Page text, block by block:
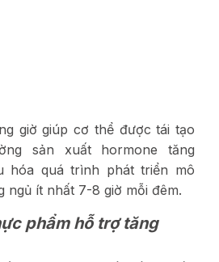
giờ giúp cơ thể được tái tạo
sản xuất hormone tăng
hóa quá trình phát triển mô
ngủ ít nhất 7-8 giờ mỗi đêm.
phẩm hỗ trợ tăng